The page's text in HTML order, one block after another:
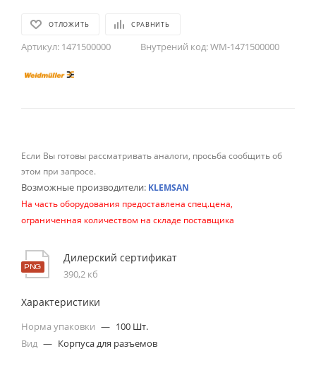
ОТЛОЖИТЬ СРАВНИТЬ
Артикул: 1471500000 Внутрений код:WM-1471500000
Если Вы готовы рассматривать аналоги, просьба сообщить об
этом при запросе.
Возможные производители: KLEMSAN
На часть оборудования предоставлена спец.цена,
ограниченная количеством на складе поставщика
Дилерский сертификат
390,2 кб
Характеристики
Норма упаковки — 100 Шт.
Вид — Корпуса для разъемов